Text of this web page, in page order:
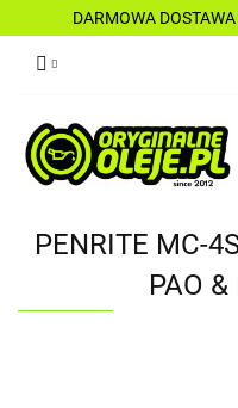
DARMOWA
PENRITE MC-
PAO &